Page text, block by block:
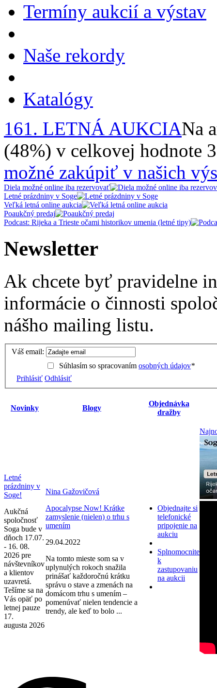
Termíny aukcií a výstav
Naše rekordy
Katalógy
161. LETNÁ AUKCIANa
(48%) v celkovej hodnote
možné zakúpiť v našich
Diela možné online iba rezervovať
Letné prázdniny v Soge
Veľká letná online aukcia
Poaukčný predaj
Podcast: Rijeka a Trieste očami historikov umenia (letné tipy)
Newsletter
Ak chcete byť pravidelne
informácie o činnosti
nášho mailing listu.
Váš email:
Súhlasím so spracovaním osobných údajov*
Prihlásiť Odhlásiť
Novinky Blogy
Objednávka
dražby
Letné
prázdniny v
Soge!
Aukčná
spoločnosť
Soga bude v
dňoch 17.07.
- 16. 08.
2026 pre
návštevníkov
a klientov
uzavretá.
Tešíme sa na
Vás opäť po
letnej pauze
17.
augusta 2026
Nina Gažovičová
Apocalypse Now! Krátke
zamyslenie (nielen) o trhu s
umením
29.04.2022
Na tomto mieste som sa v
uplynulých rokoch snažila
prinášať každoročnú krátku
správu o stave a zmenách na
domácom trhu s umením –
pomenúvať nielen tendencie a
trendy, ale keď to bolo ...
Objednajte si
telefonické
pripojenie na
aukciu
Splnomocnite
k
zastupovaniu
na aukcii